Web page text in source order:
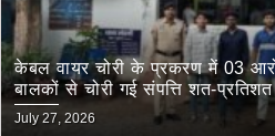
केबल वायर चोरी के प्रकरण में 03
बालकों से चोरी गई संपत्ति शत-
July 27, 2026